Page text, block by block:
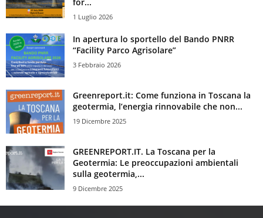
1 Luglio 2026
In apertura lo sportello del Bando PNRR
“Facility Parco Agrisolare”
3 Febbraio 2026
Greenreport.it: Come funziona in Toscana la
geotermia, l’energia rinnovabile che non...
19 Dicembre 2025
GREENREPORT.IT. La Toscana per la
Geotermia: Le preoccupazioni ambientali
sulla geotermia,...
9 Dicembre 2025